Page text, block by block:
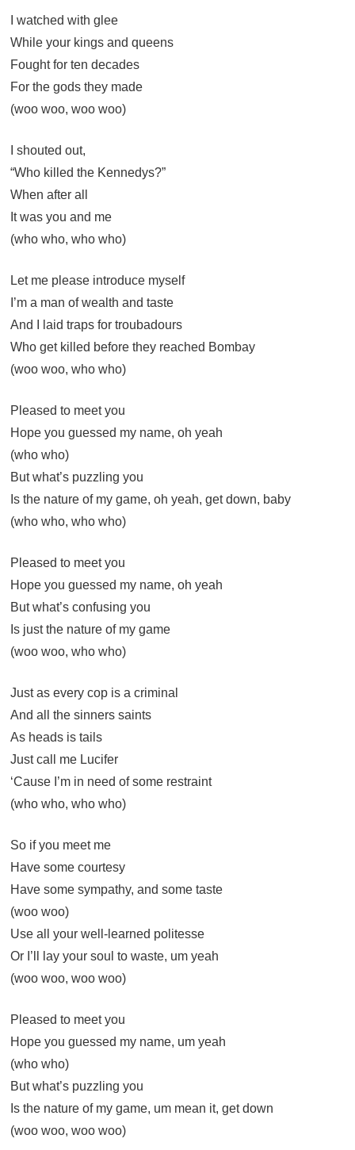
I watched with glee
While your kings and queens
Fought for ten decades
For the gods they made
(woo woo, woo woo)
I shouted out,
“Who killed the Kennedys?”
When after all
It was you and me
(who who, who who)
Let me please introduce myself
I’m a man of wealth and taste
And I laid traps for troubadours
Who get killed before they reached Bombay
(woo woo, who who)
Pleased to meet you
Hope you guessed my name, oh yeah
(who who)
But what’s puzzling you
Is the nature of my game, oh yeah, get down, baby
(who who, who who)
Pleased to meet you
Hope you guessed my name, oh yeah
But what’s confusing you
Is just the nature of my game
(woo woo, who who)
Just as every cop is a criminal
And all the sinners saints
As heads is tails
Just call me Lucifer
‘Cause I’m in need of some restraint
(who who, who who)
So if you meet me
Have some courtesy
Have some sympathy, and some taste
(woo woo)
Use all your well-learned politesse
Or I’ll lay your soul to waste, um yeah
(woo woo, woo woo)
Pleased to meet you
Hope you guessed my name, um yeah
(who who)
But what’s puzzling you
Is the nature of my game, um mean it, get down
(woo woo, woo woo)